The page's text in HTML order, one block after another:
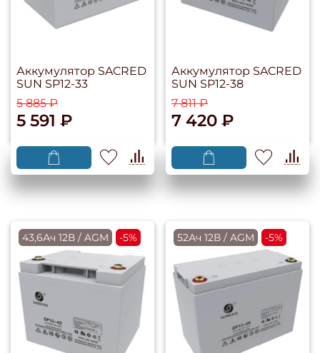
Аккумулятор SACRED
SUN SP12-33
5 885 ₽
5 591 ₽
Аккумулятор SACRED
SUN SP12-38
7 811 ₽
7 420 ₽
43,6Ач 12В / AGM -5% 52Ач 12В / AGM -5%